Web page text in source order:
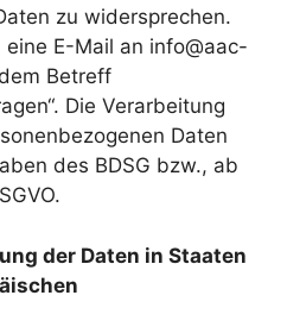
zu widersprechen.
E-Mail an info@aac-
Betreff
Die Verarbeitung
Daten
des BDSG bzw., ab
der Daten in Staaten